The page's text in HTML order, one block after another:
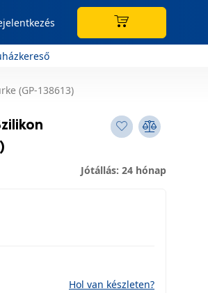
(GP-138613)
Jótállás: 24 hónap
Hol van készleten?